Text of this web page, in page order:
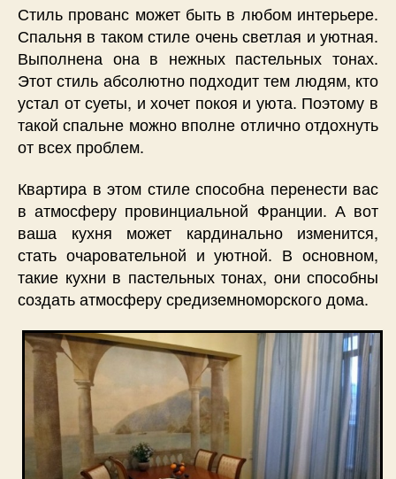
Стиль прованс может быть в любом интерьере.
Спальня в таком стиле очень светлая и уютная.
Выполнена она в нежных пастельных тонах.
Этот стиль абсолютно подходит тем людям, кто
устал от суеты, и хочет покоя и уюта. Поэтому в
такой спальне можно вполне отлично отдохнуть
от всех проблем.
Квартира в этом стиле способна перенести вас
в атмосферу провинциальной Франции. А вот
ваша кухня может кардинально изменится,
стать очаровательной и уютной. В основном,
такие кухни в пастельных тонах, они способны
создать атмосферу средиземноморского дома.